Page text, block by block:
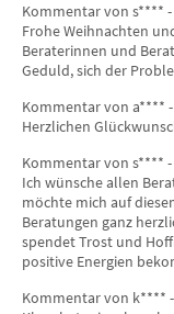
Kommentar von s**** -
Frohe Weihnachten
Beraterinnen und
Geduld, sich der
Kommentar von a**** -
Herzlichen
Kommentar von s**** -
Ich wünsche allen
möchte mich auf
Beratungen ganz
spendet Trost und
positive Energien
Kommentar von k**** -